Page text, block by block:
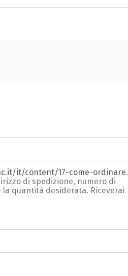
it/content/17-come-ordinare.
di spedizione, numero di
quantità desiderata. Riceverai